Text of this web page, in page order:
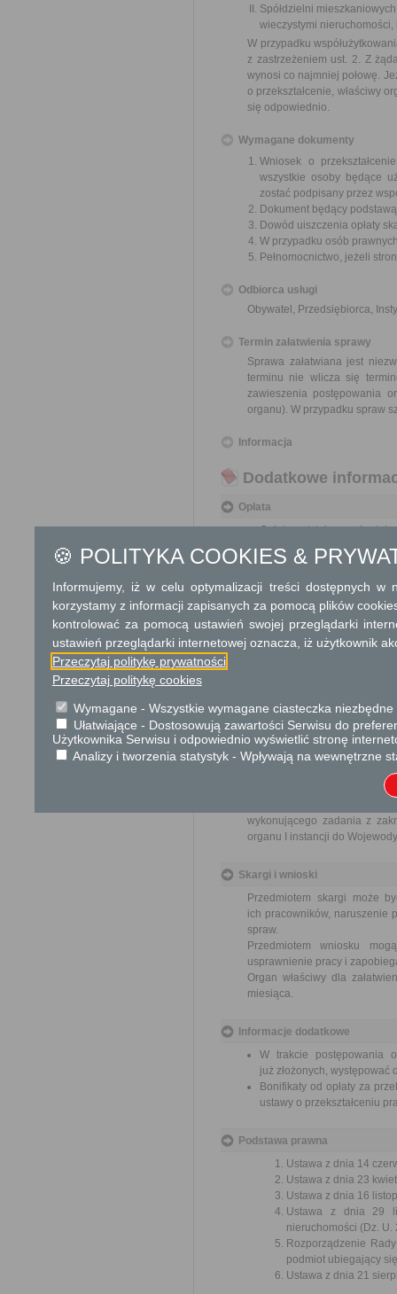
Spółdzielni
wieczystymi nieruchomości,
W przypadku
z zastrzeżeniem ust. 2. Z
wynosi co najmniej połowę.
o przekształcenie, właściwy
się odpowiednio.
Wymagane dokumenty
Wniosek o
wszystkie osoby będące
zostać podpisany przez
Dokument będący
Dowód uiszczenia opłaty
W przypadku osób
Pełnomocnictwo, jeżeli
Odbiorca usługi
Obywatel, Przedsiębiorca,
Termin załatwienia sprawy
Sprawa załatwiana jest
terminu nie wlicza się
zawieszenia postępowania
organu). W przypadku spraw
Informacja
Dodatkowe
Opłata
Opłata z tytułu
wartości rynkowej prawa
w operacie szacunkowym
Opłata skarbowa w
Informacje o płatnościach
Numer rachunku bankowego:
Tryb odwoławczy
Od decyzji o przekształceniu
burmistrza, prezydenta
pośrednictwem organu I
wykonującego zadania z
organu I instancji do
Skargi i wnioski
Przedmiotem skargi może
ich pracowników, naruszenie
spraw.
Przedmiotem wniosku
usprawnienie pracy i
Organ właściwy dla
miesiąca.
Informacje dodatkowe
W trakcie postępowania
już złożonych,
Bonifikaty od opłaty za
ustawy o przekształceniu
Podstawa prawna
Ustawa z dnia 14
Ustawa z dnia 23
Ustawa z dnia 16
Ustawa z dnia 29
nieruchomości (Dz. U.
Rozporządzenie
podmiot ubiegający
Ustawa z dnia 21
🍪 POLITYKA COOKIES &
Informujemy, iż w celu optymalizacji treści dostępnych w
korzystamy z informacji zapisanych za pomocą plików
kontrolować za pomocą ustawień swojej przeglądarki
ustawień przeglądarki internetowej oznacza, iż użytkownik
Przeczytaj politykę prywatności
Przeczytaj politykę cookies
Wymagane - Wszystkie wymagane ciasteczka
Ułatwiające - Dostosowują zawartości Serwisu do
Użytkownika Serwisu i odpowiednio wyświetlić stronę
Analizy i tworzenia statystyk - Wpływają na wewnętrzne